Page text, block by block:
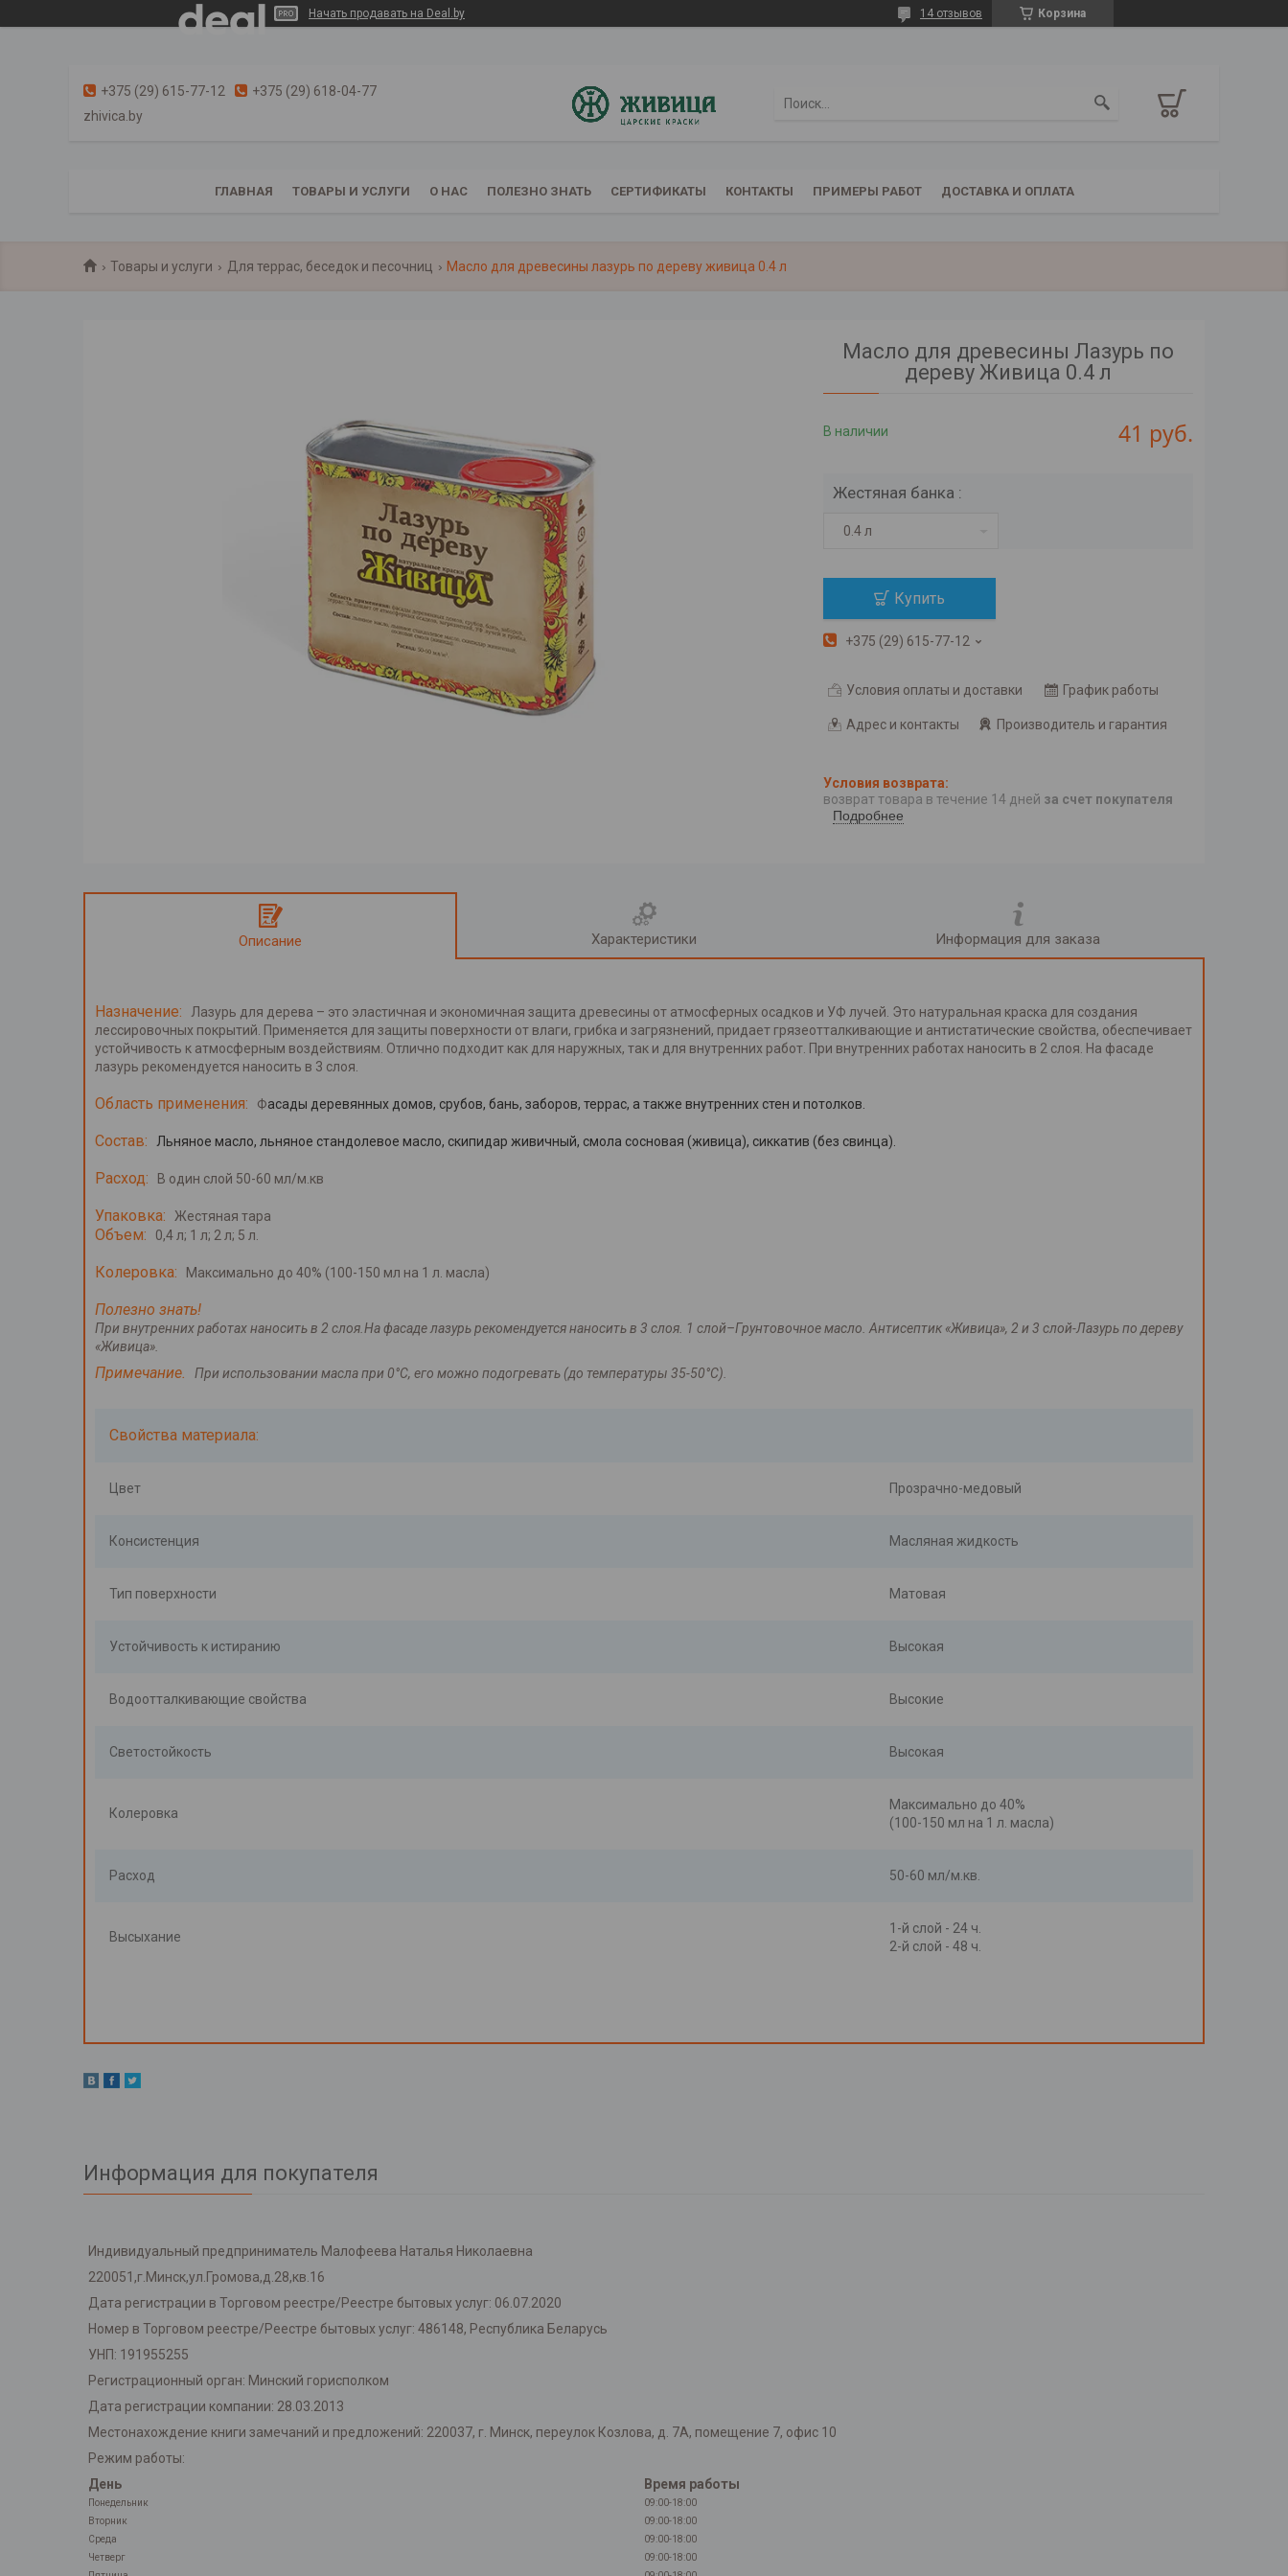
Начать продавать на Deal.by Корзина
14 отзывов
+375 (29) 615-77-12
+375 (29) 618-04-77
zhivica.by
ГЛАВНАЯ ТОВАРЫ И УСЛУГИ О НАС ПОЛЕЗНО ЗНАТЬ СЕРТИФИКАТЫ КОНТАКТЫ ПРИМЕРЫ РАБОТ ДОСТАВКА И ОПЛАТА
Товары и услуги Для террас, беседок и песочниц Масло для древесины лазурь по дереву живица 0.4 л
Масло для древесины Лазурь по
дереву Живица 0.4 л
В наличии 41 руб.
Жестяная банка :
0.4 л
Купить
+375 (29) 615-77-12
Условия оплаты и доставки График работы
Адрес и контакты Производитель и гарантия
возврат товара в течение 14 дней за счет покупателя
Подробнее
Описание Характеристики Информация для заказа
Назначение: Лазурь для дерева – это эластичная и экономичная защита древесины от атмосферных осадков и УФ лучей. Это натуральная краска для создания
лессировочных покрытий. Применяется для защиты поверхности от влаги, грибка и загрязнений, придает грязеотталкивающие и антистатические свойства, обеспечивает
устойчивость к атмосферным воздействиям. Отлично подходит как для наружных, так и для внутренних работ. При внутренних работах наносить в 2 слоя. На фасаде
лазурь рекомендуется наносить в 3 слоя.
Область применения: Фасады деревянных домов, срубов, бань, заборов, террас, а также внутренних стен и потолков.
Состав: Льняное масло, льняное стандолевое масло, скипидар живичный, смола сосновая (живица), сиккатив (без свинца).
Расход: В один слой 50-60 мл/м.кв
Упаковка: Жестяная тара
Объем: 0,4 л; 1 л; 2 л; 5 л.
Колеровка: Максимально до 40% (100-150 мл на 1 л. масла)
Полезно знать!
При внутренних работах наносить в 2 слоя.На фасаде лазурь рекомендуется наносить в 3 слоя. 1 слой–Грунтовочное масло. Антисептик «Живица», 2 и 3 слой-Лазурь по дереву
«Живица».
Примечание. При использовании масла при 0°С, его можно подогревать (до температуры 35-50°С).
Свойства материала:
Цвет Прозрачно-медовый
Консистенция Масляная жидкость
Тип поверхности Матовая
Устойчивость к истиранию Высокая
Водоотталкивающие свойства Высокие
Светостойкость Высокая
Колеровка
Максимально до 40%
(100-150 мл на 1 л. масла)
Расход 50-60 мл/м.кв.
Высыхание
1-й слой - 24 ч.
2-й слой - 48 ч.
Информация для покупателя
Индивидуальный предприниматель Малофеева Наталья Николаевна
220051,г.Минск,ул.Громова,д.28,кв.16
Дата регистрации в Торговом реестре/Реестре бытовых услуг: 06.07.2020
Номер в Торговом реестре/Реестре бытовых услуг: 486148, Республика Беларусь
УНП: 191955255
Регистрационный орган: Минский горисполком
Дата регистрации компании: 28.03.2013
Местонахождение книги замечаний и предложений: 220037, г. Минск, переулок Козлова, д. 7А, помещение 7, офис 10
Режим работы:
День
Время работы
Понедельник
09:00-18:00
Вторник
09:00-18:00
Среда
09:00-18:00
Четверг
09:00-18:00